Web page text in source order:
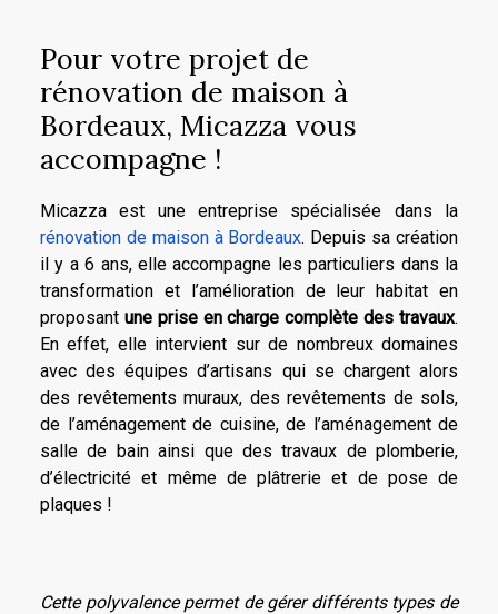
Pour votre projet de
rénovation de maison à
Bordeaux, Micazza vous
accompagne !
Micazza est une entreprise spécialisée dans la
rénovation de maison à Bordeaux. Depuis sa création
il y a 6 ans, elle accompagne les particuliers dans la
transformation et l’amélioration de leur habitat en
proposant une prise en charge complète des travaux.
En effet, elle intervient sur de nombreux domaines
avec des équipes d’artisans qui se chargent alors
des revêtements muraux, des revêtements de sols,
de l’aménagement de cuisine, de l’aménagement de
salle de bain ainsi que des travaux de plomberie,
d’électricité et même de plâtrerie et de pose de
plaques !
Cette polyvalence permet de gérer différents types de